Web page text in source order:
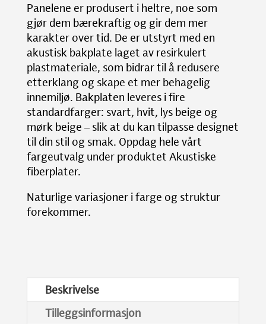
Panelene er produsert i heltre, noe som
gjør dem bærekraftig og gir dem mer
karakter over tid. De er utstyrt med en
akustisk bakplate laget av resirkulert
plastmateriale, som bidrar til å redusere
etterklang og skape et mer behagelig
innemiljø. Bakplaten leveres i fire
standardfarger: svart, hvit, lys beige og
mørk beige – slik at du kan tilpasse designet
til din stil og smak. Oppdag hele vårt
fargeutvalg under produktet Akustiske
fiberplater.
Naturlige variasjoner i farge og struktur
forekommer.
Beskrivelse
Tilleggsinformasjon